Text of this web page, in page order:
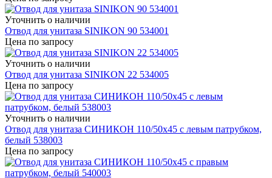
Уточнить о наличии
Отвод для унитаза SINIKON 90 534001
Цена по запросу
Уточнить о наличии
Отвод для унитаза SINIKON 22 534005
Цена по запросу
Уточнить о наличии
Отвод для унитаза СИНИКОН 110/50х45 с левым патрубком,
белый 538003
Цена по запросу